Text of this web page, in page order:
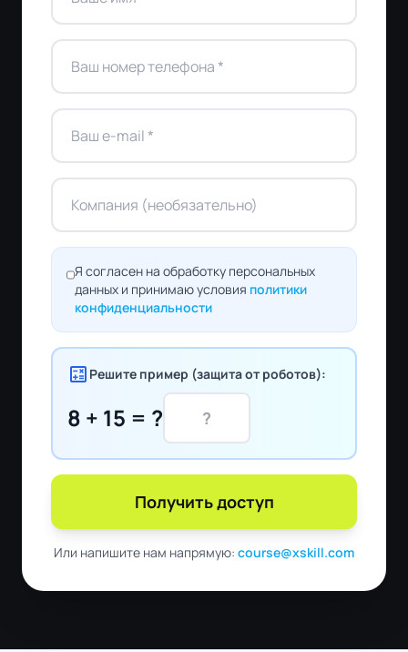
Я согласен на обработку персональных
данных и принимаю условия политики
конфиденциальности
calculate Решите пример (защита от роботов):
8 + 15 = ?
Получить доступ
Или напишите нам напрямую: course@xskill.com